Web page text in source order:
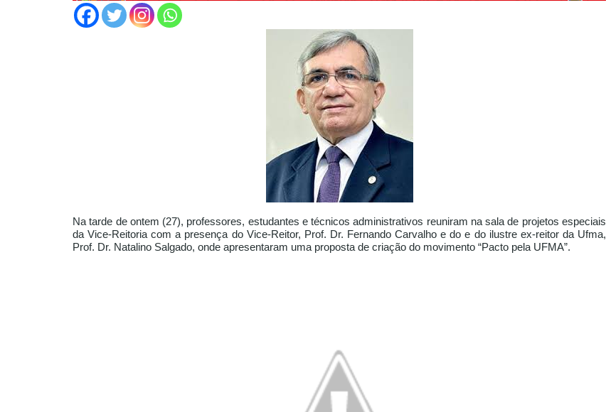
Na tarde de ontem (27), professores, estudantes e técnicos administrativos reuniram na sala de projetos especiais
da Vice-Reitoria com a presença do Vice-Reitor, Prof. Dr. Fernando Carvalho e do e do ilustre ex-reitor da Ufma,
Prof. Dr. Natalino Salgado, onde apresentaram uma proposta de criação do movimento “Pacto pela UFMA”.